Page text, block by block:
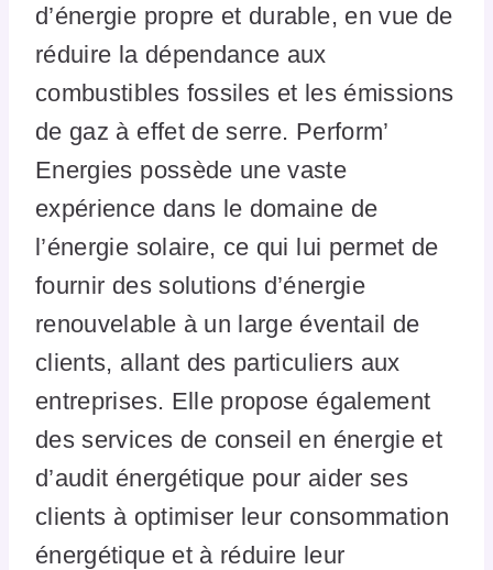
d’énergie propre et durable, en vue de
réduire la dépendance aux
combustibles fossiles et les émissions
de gaz à effet de serre. Perform’
Energies possède une vaste
expérience dans le domaine de
l’énergie solaire, ce qui lui permet de
fournir des solutions d’énergie
renouvelable à un large éventail de
clients, allant des particuliers aux
entreprises. Elle propose également
des services de conseil en énergie et
d’audit énergétique pour aider ses
clients à optimiser leur consommation
énergétique et à réduire leur